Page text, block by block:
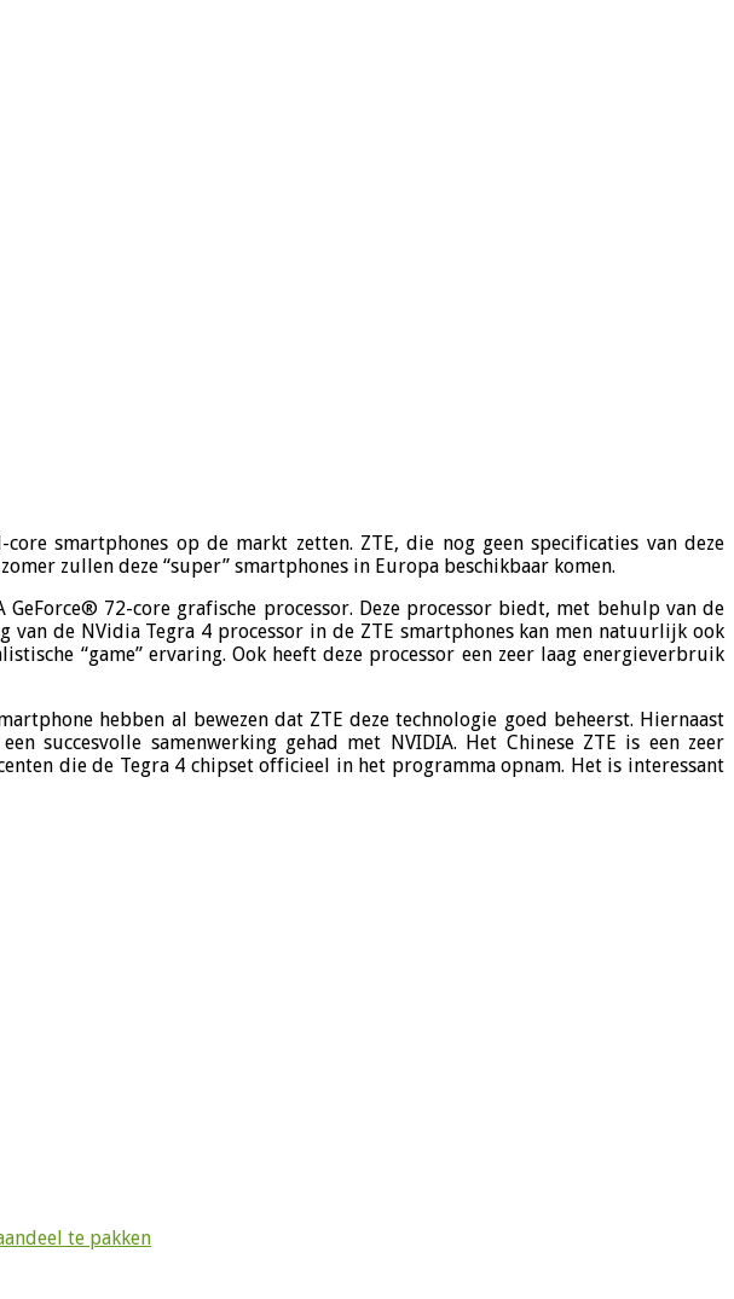
smartphones op de markt zetten. ZTE, die nog geen specificaties van deze
zullen deze “super” smartphones in Europa beschikbaar komen.
72-core grafische processor. Deze processor biedt, met behulp van de
de NVidia Tegra 4 processor in de ZTE smartphones kan men natuurlijk ook
“game” ervaring. Ook heeft deze processor een zeer laag energieverbruik
hebben al bewezen dat ZTE deze technologie goed beheerst. Hiernaast
succesvolle samenwerking gehad met NVIDIA. Het Chinese ZTE is een zeer
die de Tegra 4 chipset officieel in het programma opnam. Het is interessant
te pakken